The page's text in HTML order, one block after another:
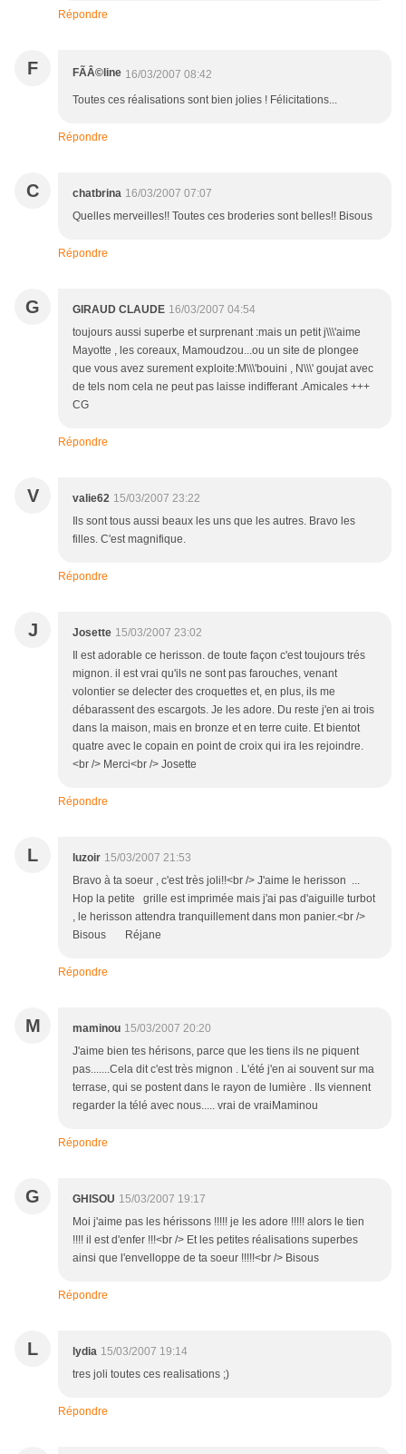
Répondre
F FÃÂ©line 16/03/2007 08:42
Toutes ces réalisations sont bien jolies ! Félicitations...
Répondre
C chatbrina 16/03/2007 07:07
Quelles merveilles!! Toutes ces broderies sont belles!! Bisous
Répondre
G GIRAUD CLAUDE 16/03/2007 04:54
toujours aussi superbe et surprenant :mais un petit j\\\'aime
Mayotte , les coreaux, Mamoudzou...ou un site de plongee
que vous avez surement exploite:M\\\'bouini , N\\\' goujat avec
de tels nom cela ne peut pas laisse indifferant .Amicales +++
CG
Répondre
V valie62 15/03/2007 23:22
Ils sont tous aussi beaux les uns que les autres. Bravo les
filles. C'est magnifique.
Répondre
J Josette 15/03/2007 23:02
Il est adorable ce herisson. de toute façon c'est toujours trés
mignon. il est vrai qu'ils ne sont pas farouches, venant
volontier se delecter des croquettes et, en plus, ils me
débarassent des escargots. Je les adore. Du reste j'en ai trois
dans la maison, mais en bronze et en terre cuite. Et bientot
quatre avec le copain en point de croix qui ira les rejoindre.
<br /> Merci<br /> Josette
Répondre
L luzoir 15/03/2007 21:53
Bravo à ta soeur , c'est très joli!!<br /> J'aime le herisson ...
Hop la petite grille est imprimée mais j'ai pas d'aiguille turbot
, le herisson attendra tranquillement dans mon panier.<br />
Bisous Réjane
Répondre
M maminou 15/03/2007 20:20
J'aime bien tes hérisons, parce que les tiens ils ne piquent
pas.......Cela dit c'est très mignon . L'été j'en ai souvent sur ma
terrase, qui se postent dans le rayon de lumière . Ils viennent
regarder la télé avec nous..... vrai de vraiMaminou
Répondre
G GHISOU 15/03/2007 19:17
Moi j'aime pas les hérissons !!!!! je les adore !!!!! alors le tien
!!!! il est d'enfer !!!<br /> Et les petites réalisations superbes
ainsi que l'envelloppe de ta soeur !!!!!<br /> Bisous
Répondre
L lydia 15/03/2007 19:14
tres joli toutes ces realisations ;)
Répondre